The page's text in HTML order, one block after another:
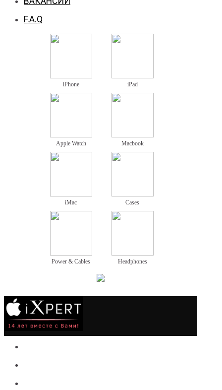
F.A.Q
iPhone iPad
Apple Watch Macbook
iMac Cases
Power & Cables Headphones